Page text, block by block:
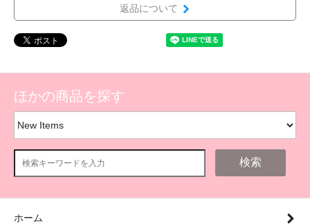
返品について
ほかの商品を探す
検索
ホーム